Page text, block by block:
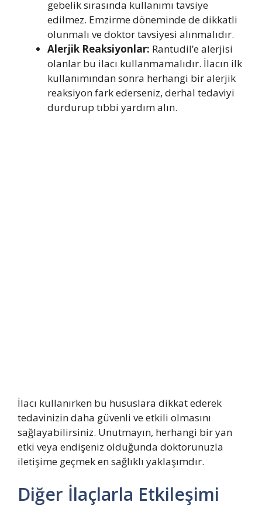
gebelik sırasında kullanımı tavsiye
edilmez. Emzirme döneminde de dikkatli
olunmalı ve doktor tavsiyesi alınmalıdır.
Alerjik Reaksiyonlar: Rantudil’e alerjisi
olanlar bu ilacı kullanmamalıdır. İlacın ilk
kullanımından sonra herhangi bir alerjik
reaksiyon fark ederseniz, derhal tedaviyi
durdurup tıbbi yardım alın.
İlacı kullanırken bu hususlara dikkat ederek
tedavinizin daha güvenli ve etkili olmasını
sağlayabilirsiniz. Unutmayın, herhangi bir yan
etki veya endişeniz olduğunda doktorunuzla
iletişime geçmek en sağlıklı yaklaşımdır.
Diğer İlaçlarla Etkileşimi